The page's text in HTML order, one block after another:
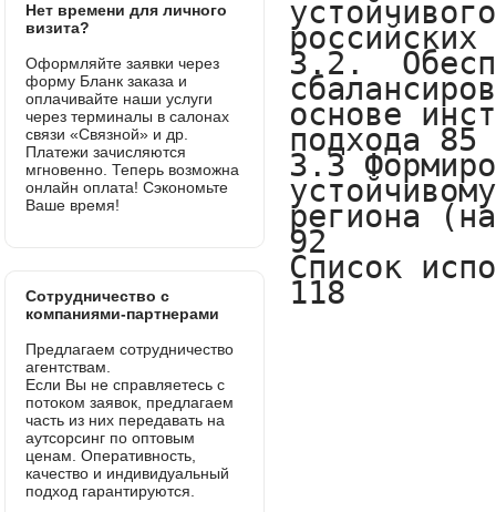
Нет времени для личного
визита?
Оформляйте заявки через
форму Бланк заказа и
оплачивайте наши услуги
через терминалы в салонах
связи «Связной» и др.
Платежи зачисляются
мгновенно. Теперь возможна
онлайн оплата! Сэкономьте
Ваше время!
Сотрудничество с
компаниями-партнерами
Предлагаем сотрудничество
агентствам.
Если Вы не справляетесь с
потоком заявок, предлагаем
часть из них передавать на
аутсорсинг по оптовым
ценам. Оперативность,
качество и индивидуальный
подход гарантируются.